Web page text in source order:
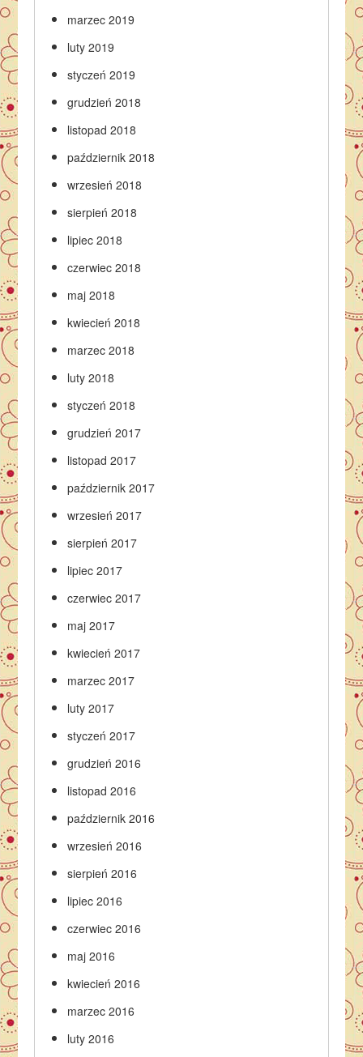
marzec 2019
luty 2019
styczeń 2019
grudzień 2018
listopad 2018
październik 2018
wrzesień 2018
sierpień 2018
lipiec 2018
czerwiec 2018
maj 2018
kwiecień 2018
marzec 2018
luty 2018
styczeń 2018
grudzień 2017
listopad 2017
październik 2017
wrzesień 2017
sierpień 2017
lipiec 2017
czerwiec 2017
maj 2017
kwiecień 2017
marzec 2017
luty 2017
styczeń 2017
grudzień 2016
listopad 2016
październik 2016
wrzesień 2016
sierpień 2016
lipiec 2016
czerwiec 2016
maj 2016
kwiecień 2016
marzec 2016
luty 2016